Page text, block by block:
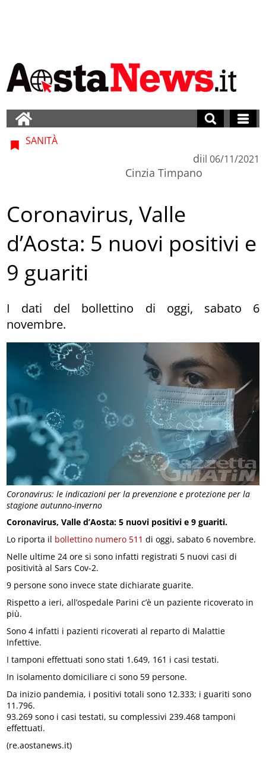
Coronavirus: le indicazioni per la prevenzione e protezione per la
stagione autunno-inverno
SANITÀ
di
Cinzia Timpano
il 06/11/2021
Coronavirus, Valle
d’Aosta: 5 nuovi positivi e
9 guariti
I dati del bollettino di oggi, sabato 6
novembre.
Coronavirus, Valle d’Aosta: 5 nuovi positivi e 9 guariti.
Lo riporta il bollettino numero 511 di oggi, sabato 6 novembre.
Nelle ultime 24 ore si sono infatti registrati 5 nuovi casi di
positività al Sars Cov-2.
9 persone sono invece state dichiarate guarite.
Rispetto a ieri, all’ospedale Parini c’è un paziente ricoverato in
più.
Sono 4 infatti i pazienti ricoverati al reparto di Malattie
Infettive.
I tamponi effettuati sono stati 1.649, 161 i casi testati.
In isolamento domiciliare ci sono 59 persone.
Da inizio pandemia, i positivi totali sono 12.333; i guariti sono
11.796.
93.269 sono i casi testati, su complessivi 239.468 tamponi
effettuati.
(re.aostanews.it)